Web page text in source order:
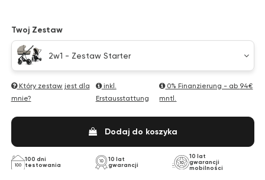
Twoj Zestaw
2w1 - Zestaw Starter
Który zestaw jest dla
mnie?
inkl.
Erstausstattung
0% Finanzierung - ab 94€
mntl.
Dodaj do koszyka
100 dni
testowania
10 lat
gwarancji
10 lat
gwarancji
mobilności